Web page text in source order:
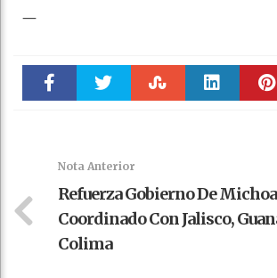
—
Nota Anterior
Refuerza Gobierno De
Coordinado Con Jalisco,
Colima